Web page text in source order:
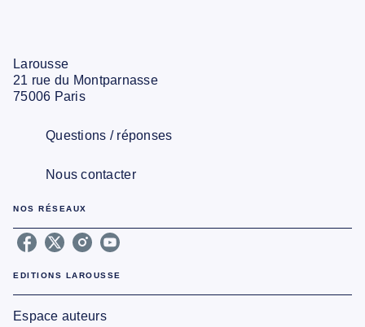
Larousse
21 rue du Montparnasse
75006 Paris
Questions / réponses
Nous contacter
NOS RÉSEAUX
EDITIONS LAROUSSE
Espace auteurs